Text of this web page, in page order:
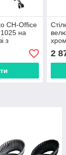
CH-Office
на
з
2